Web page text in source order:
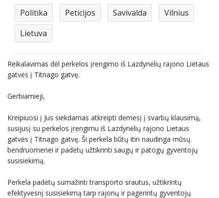
Politika Peticijos Savivalda
Vilnius
Lietuva
Reikalavimas dėl perkelos įrengimo iš Lazdynėlių rajono Lietaus
gatvės į Titnago gatvę.
Gerbiamieji,
Kreipiuosi į Jus siekdamas atkreipti dėmesį į svarbų klausimą,
susijusį su perkelos įrengimu iš Lazdynėlių rajono Lietaus
gatvės į Titnago gatvę. Ši perkela būtų itin naudinga mūsų
bendruomenei ir padėtų užtikrinti saugų ir patogų gyventojų
susisiekimą.
Perkela padėtų sumažinti transporto srautus, užtikrintų
efektyvesnį susisiekimą tarp rajonų ir pagerintų gyventojų